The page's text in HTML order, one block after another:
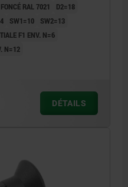
RAL 7021
D2=18
SW1=10
SW2=13
F1 ENV. N=6
N=12
DÉTAILS